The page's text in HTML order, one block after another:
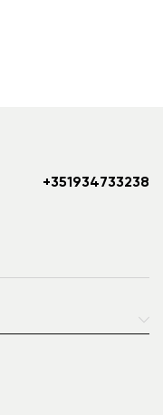
+351934733238